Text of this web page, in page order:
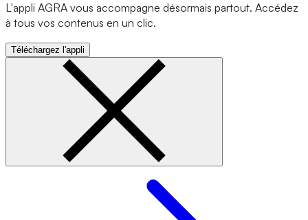
L'appli AGRA vous accompagne désormais partout. Accédez
à tous vos contenus en un clic.
Téléchargez l'appli